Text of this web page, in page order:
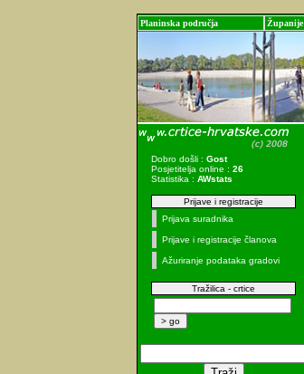
Planinska područja Županije
Dobro došli : Gost
Posjetitelja online : 26
Statistika : AWstats
Prijave i registracije
Prijava suradnika
Prijave i registracije članova
Ažuriranje podataka gradovi
Tražilica - crtice